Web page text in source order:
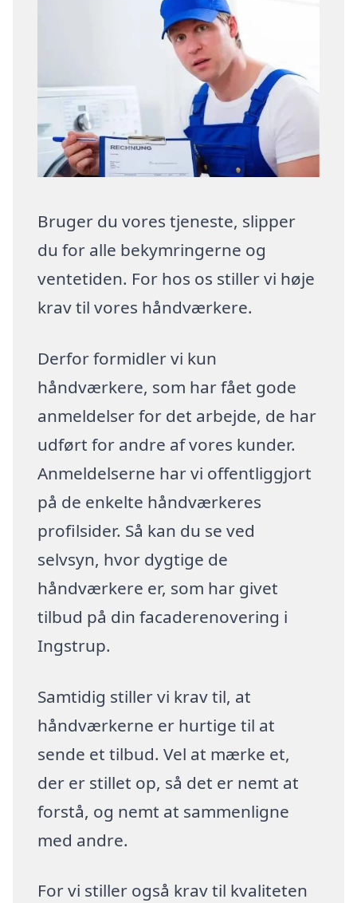
Bruger du vores tjeneste, slipper
du for alle bekymringerne og
ventetiden. For hos os stiller vi høje
krav til vores håndværkere.
Derfor formidler vi kun
håndværkere, som har fået gode
anmeldelser for det arbejde, de har
udført for andre af vores kunder.
Anmeldelserne har vi offentliggjort
på de enkelte håndværkeres
profilsider. Så kan du se ved
selvsyn, hvor dygtige de
håndværkere er, som har givet
tilbud på din facaderenovering i
Ingstrup.
Samtidig stiller vi krav til, at
håndværkerne er hurtige til at
sende et tilbud. Vel at mærke et,
der er stillet op, så det er nemt at
forstå, og nemt at sammenligne
med andre.
For vi stiller også krav til kvaliteten